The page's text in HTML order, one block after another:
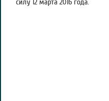
силу 12 марта 2016 года.